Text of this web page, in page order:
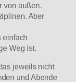
von außen.
Aber
einfach
Weg ist.
jeweils nicht
und Abende